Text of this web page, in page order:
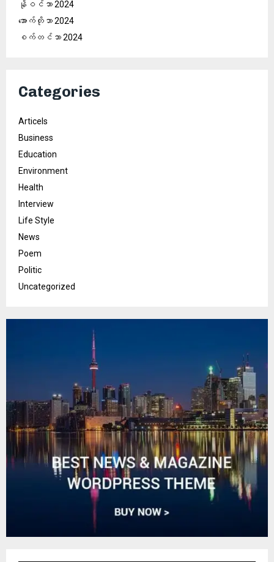
နိုဝင်ဘာ 2024
အောက်တိုဘာ 2024
စက်တင်ဘာ 2024
Categories
Articels
Business
Education
Environment
Health
Interview
Life Style
News
Poem
Politic
Uncategorized